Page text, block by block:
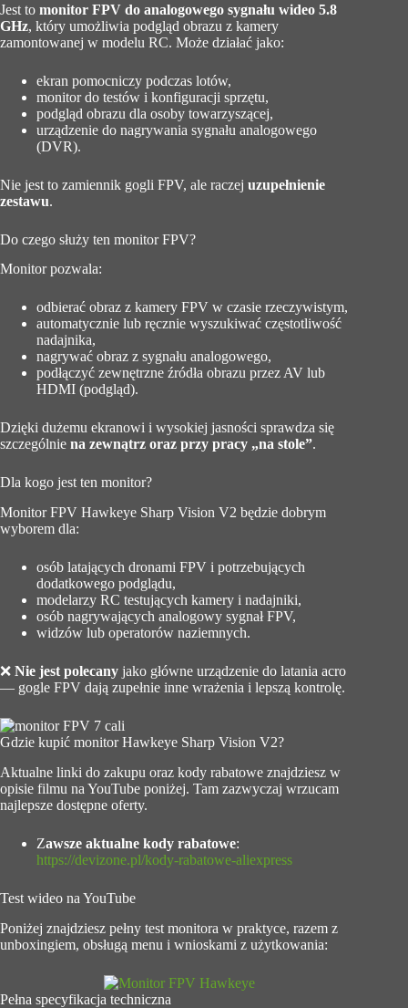
Jest to monitor FPV do analogowego sygnału wideo 5.8
GHz, który umożliwia podgląd obrazu z kamery
zamontowanej w modelu RC. Może działać jako:
ekran pomocniczy podczas lotów,
monitor do testów i konfiguracji sprzętu,
podgląd obrazu dla osoby towarzyszącej,
urządzenie do nagrywania sygnału analogowego
(DVR).
Nie jest to zamiennik gogli FPV, ale raczej uzupełnienie
zestawu.
Do czego służy ten monitor FPV?
Monitor pozwala:
odbierać obraz z kamery FPV w czasie rzeczywistym,
automatycznie lub ręcznie wyszukiwać częstotliwość
nadajnika,
nagrywać obraz z sygnału analogowego,
podłączyć zewnętrzne źródła obrazu przez AV lub
HDMI (podgląd).
Dzięki dużemu ekranowi i wysokiej jasności sprawdza się
szczególnie na zewnątrz oraz przy pracy „na stole”.
Dla kogo jest ten monitor?
Monitor FPV Hawkeye Sharp Vision V2 będzie dobrym
wyborem dla:
osób latających dronami FPV i potrzebujących
dodatkowego podglądu,
modelarzy RC testujących kamery i nadajniki,
osób nagrywających analogowy sygnał FPV,
widzów lub operatorów naziemnych.
❌ Nie jest polecany jako główne urządzenie do latania acro
— gogle FPV dają zupełnie inne wrażenia i lepszą kontrolę.
Gdzie kupić monitor Hawkeye Sharp Vision V2?
Aktualne linki do zakupu oraz kody rabatowe znajdziesz w
opisie filmu na YouTube poniżej. Tam zazwyczaj wrzucam
najlepsze dostępne oferty.
Zawsze aktualne kody rabatowe:
https://devizone.pl/kody-rabatowe-aliexpress
Test wideo na YouTube
Poniżej znajdziesz pełny test monitora w praktyce, razem z
unboxingiem, obsługą menu i wnioskami z użytkowania:
Pełna specyfikacja techniczna